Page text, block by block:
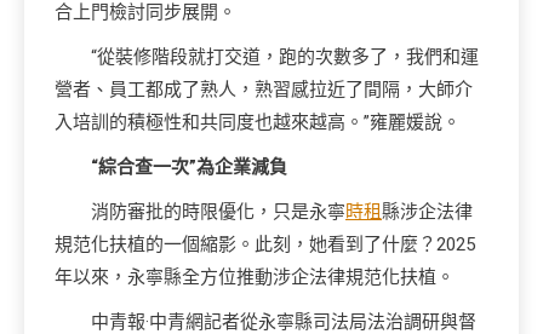
合上門檢討同步展開。
“從裝修階段就打交道，跑的次數多了，我們和運
營者、員工都成了熟人，熟習感拉近了間隔，大師介
入培訓的積極性和共同度也越來越高。”雍麗媛說。
“綜合查一次”為企業減負
消防審批的時限優化，只是永寧時租縣涉企法律
規范化扶植的一個縮影。此刻，她看到了什麼？2025
年以來，永寧縣全方位推動涉企法律規范化扶植。
中青報·中青網記者從永寧縣司法局法治調研與督